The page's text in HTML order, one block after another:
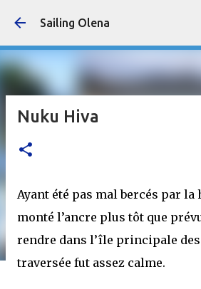
Accéder au contenu
Sailing Olena
Nuku Hiva
Ayant été pas mal bercés par la
monté l’ancre plus tôt que
rendre dans l’île principale
traversée fut assez calme.